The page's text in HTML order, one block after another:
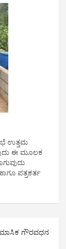
ಉತ್ತಮ
ಈ ಮೂಲಕ
ಪತ್ರಕರ್ತ
ಮಾಸಿಕ ಗೌರವಧನ